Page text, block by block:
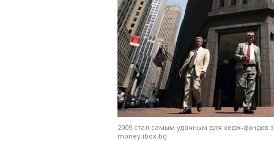
2009 стал самым удачным для хедж-фондов
money.ibox.bg